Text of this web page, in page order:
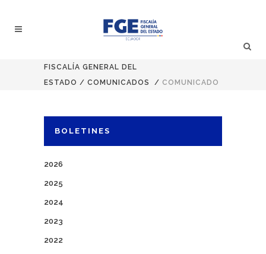
FISCALÍA GENERAL DEL
ESTADO / COMUNICADOS / COMUNICADO
BOLETINES
2026
2025
2024
2023
2022